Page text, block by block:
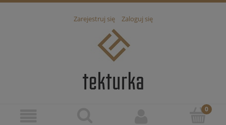
Zarejestruj się Zaloguj się